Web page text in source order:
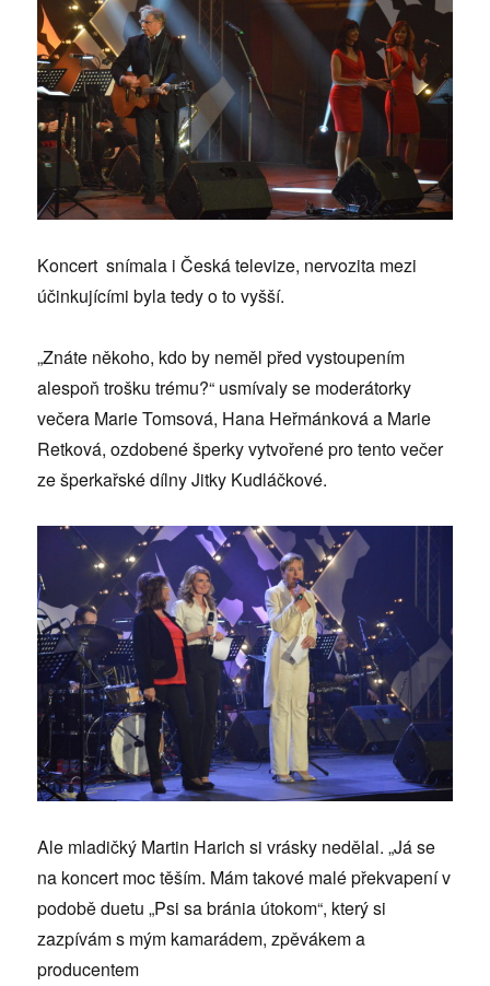
Koncert snímala i Česká televize, nervozita mezi
účinkujícími byla tedy o to vyšší.
„Znáte někoho, kdo by neměl před vystoupením
alespoň trošku trému?“ usmívaly se moderátorky
večera Marie Tomsová, Hana Heřmánková a Marie
Retková, ozdobené šperky vytvořené pro tento večer
ze šperkařské dílny Jitky Kudláčkové.
Ale mladičký Martin Harich si vrásky nedělal. „Já se
na koncert moc těším. Mám takové malé překvapení v
podobě duetu „Psi sa bránia útokom“, který si
zazpívám s mým kamarádem, zpěvákem a
producentem